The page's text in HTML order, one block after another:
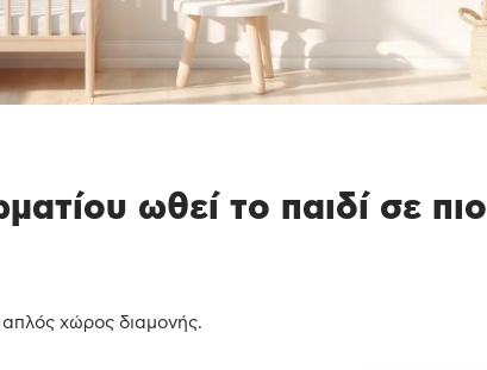
ωθεί το παιδί σε πιο
απλός χώρος διαμονής.